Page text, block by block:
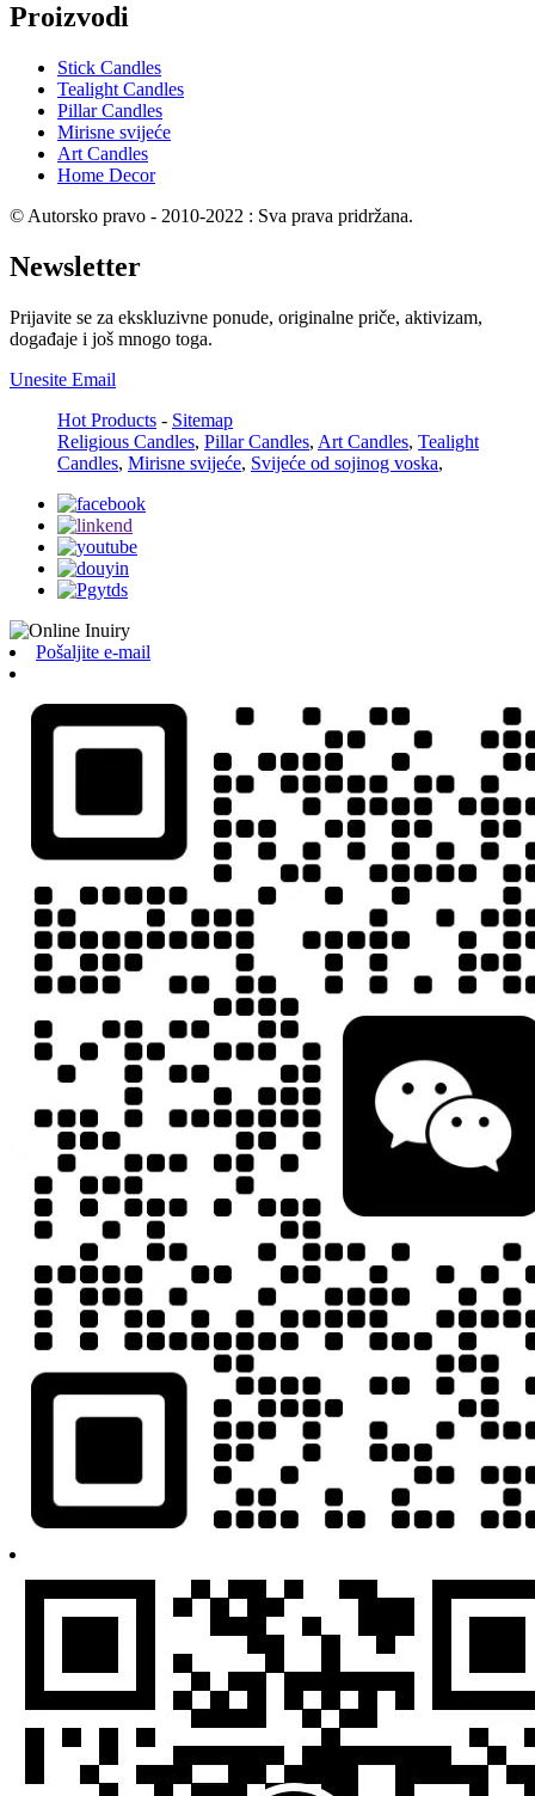
Proizvodi
Stick Candles
Tealight Candles
Pillar Candles
Mirisne svijeće
Art Candles
Home Decor
© Autorsko pravo - 2010-2022 : Sva prava pridržana.
Newsletter
Prijavite se za ekskluzivne ponude, originalne priče, aktivizam,
događaje i još mnogo toga.
Unesite Email
Hot Products - Sitemap
Religious Candles, Pillar Candles, Art Candles, Tealight
Candles, Mirisne svijeće, Svijeće od sojinog voska,
Pošaljite e-mail